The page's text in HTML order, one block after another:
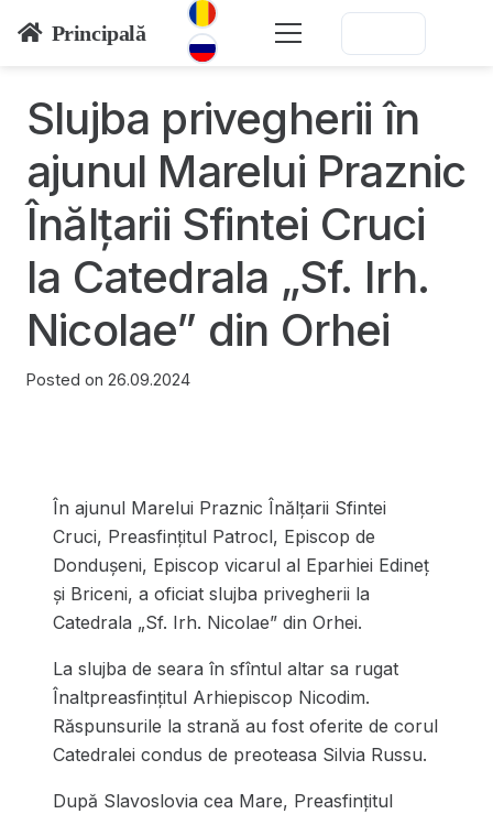
Principală
Slujba privegherii în
ajunul Marelui Praznic
Înălţarii Sfintei Cruci
la Catedrala „Sf. Irh.
Nicolae” din Orhei
Posted on 26.09.2024
În ajunul Marelui Praznic Înălţarii Sfintei
Cruci, Preasfinţitul Patrocl, Episcop de
Dondușeni, Episcop vicarul al Eparhiei Edineţ
şi Briceni, a oficiat slujba privegherii la
Catedrala „Sf. Irh. Nicolae” din Orhei.
La slujba de seara în sfîntul altar sa rugat
Înaltpreasfințitul Arhiepiscop Nicodim.
Răspunsurile la strană au fost oferite de corul
Catedralei condus de preoteasa Silvia Russu.
După Slavoslovia cea Mare, Preasfinţitul